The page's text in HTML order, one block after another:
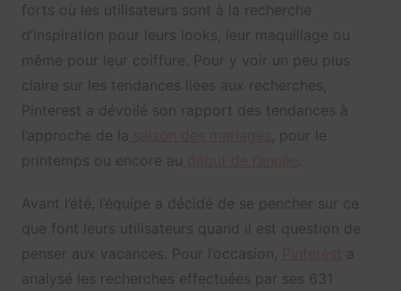
forts où les utilisateurs sont à la recherche
d’inspiration pour leurs looks, leur maquillage ou
même pour leur coiffure. Pour y voir un peu plus
claire sur les tendances liées aux recherches,
Pinterest a dévoilé son rapport des tendances à
l’approche de la
, pour le
printemps ou encore au
Avant l’été, l’équipe a décidé de se pencher sur ce
que font leurs utilisateurs quand il est question de
penser aux vacances. Pour l’occasion,
a
analysé les recherches effectuées par ses 631